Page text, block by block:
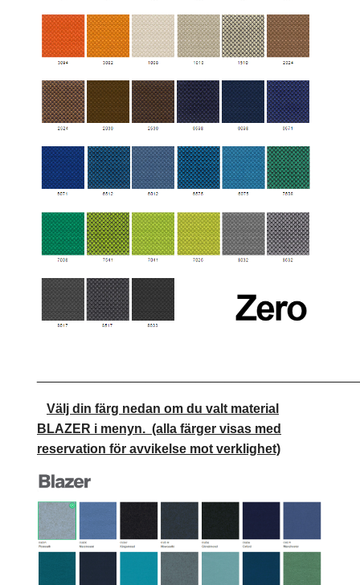
Välj din färg nedan om du valt material
BLAZER i menyn. (alla färger visas med
reservation för avvikelse mot verklighet)